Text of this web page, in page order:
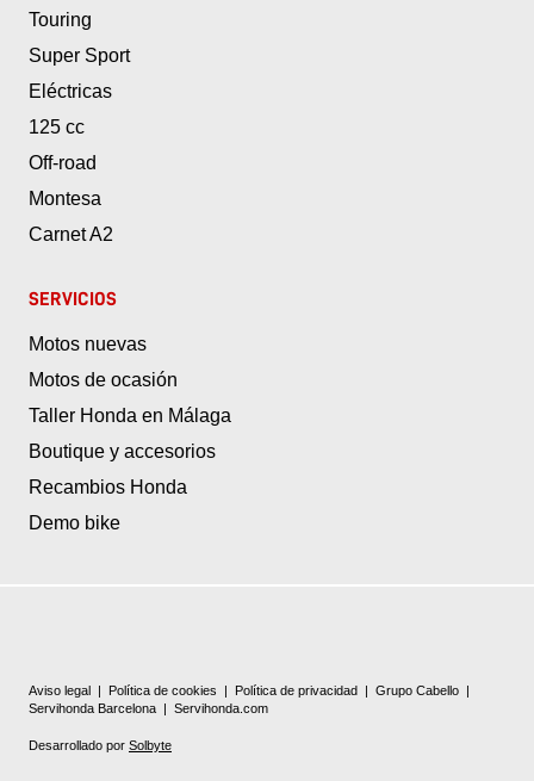
Touring
Super Sport
Eléctricas
125 cc
Off-road
Montesa
Carnet A2
SERVICIOS
Motos nuevas
Motos de ocasión
Taller Honda en Málaga
Boutique y accesorios
Recambios Honda
Demo bike
Aviso legal | Política de cookies | Política de privacidad | Grupo Cabello |
Servihonda Barcelona | Servihonda.com
Desarrollado por Solbyte